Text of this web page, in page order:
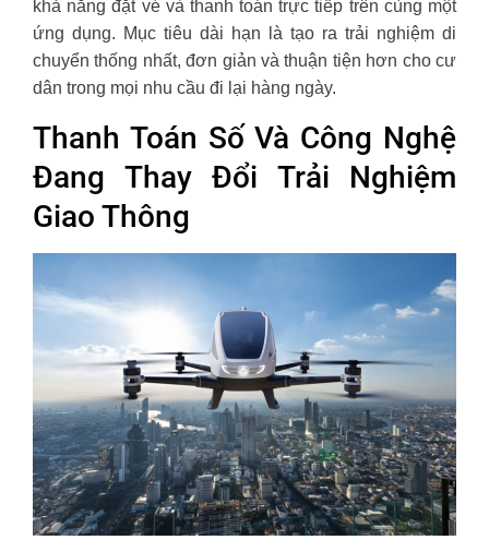
khả năng đặt vé và thanh toán trực tiếp trên cùng một
ứng dụng. Mục tiêu dài hạn là tạo ra trải nghiệm di
chuyển thống nhất, đơn giản và thuận tiện hơn cho cư
dân trong mọi nhu cầu đi lại hàng ngày.
Thanh Toán Số Và Công Nghệ
Đang Thay Đổi Trải Nghiệm
Giao Thông